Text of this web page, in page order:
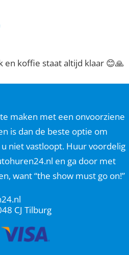
en koffie staat altijd klaar 😊🙏
maken met een onvoorziene
is dan de beste optie om
niet vastloopt. Huur voordelig
en ga door met
want “the show must go on!”
CJ Tilburg